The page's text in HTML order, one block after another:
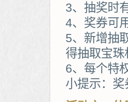
3、抽奖时
4、奖券可
5、新增抽
得抽取宝
6、每个特
小提示：